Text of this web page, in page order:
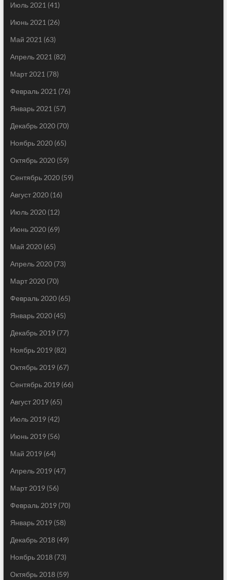
Июль 2021 (41)
Июнь 2021 (26)
Май 2021 (63)
Апрель 2021 (82)
Март 2021 (78)
Февраль 2021 (76)
Январь 2021 (57)
Декабрь 2020(70)
Ноябрь 2020(65)
Октябрь 2020(59)
Сентябрь 2020(59)
Август 2020(16)
Июль 2020(12)
Июнь 2020(69)
Май 2020(65)
Апрель 2020(73)
Март 2020(70)
Февраль 2020(65)
Январь 2020(45)
Декабрь 2019(77)
Ноябрь 2019(82)
Октябрь 2019(67)
Сентябрь 2019(66)
Август 2019(65)
Июль 2019(42)
Июнь 2019(56)
Май 2019(64)
Апрель 2019(47)
Март 2019(56)
Февраль 2019(70)
Январь 2019(58)
Декабрь 2018(49)
Ноябрь 2018(73)
Октябрь 2018(59)